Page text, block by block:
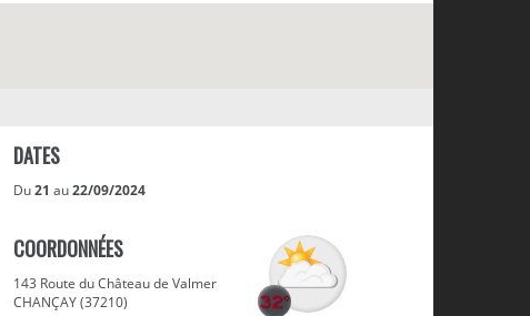
DATES
Du21 au22/09/2024
COORDONNÉES
143 Route du Château de Valmer
CHANÇAY (37210)